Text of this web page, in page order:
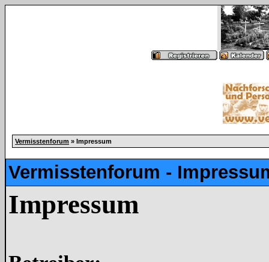
Vermisstenforum » Impressum
Vermisstenforum -
Impressum